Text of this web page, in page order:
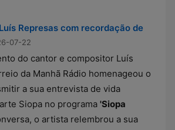
Represas com recordação de
07-22
do cantor e compositor Luís
da Manhã Rádio homenageou o
a sua entrevista de vida
Siopa no programa 'Siopa
o artista relembrou a sua